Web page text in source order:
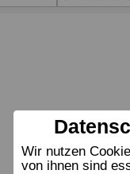
Wir nutzen
von ihnen sind